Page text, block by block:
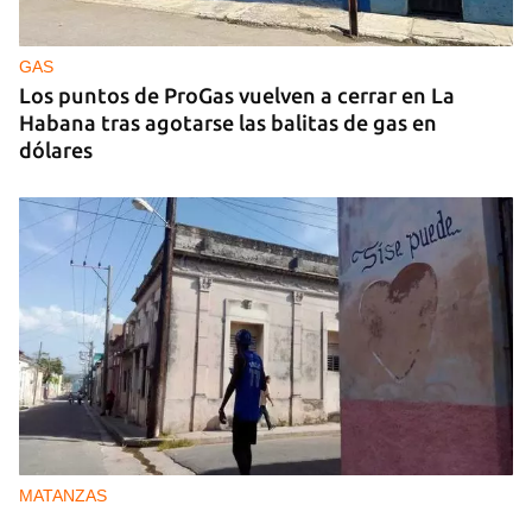
GAS
Los puntos de ProGas vuelven a cerrar en La
Habana tras agotarse las balitas de gas en
dólares
MATANZAS